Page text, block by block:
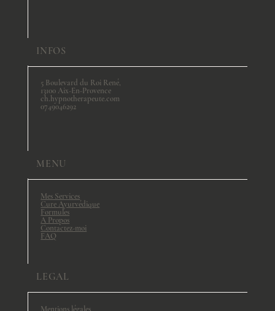
INFOS
5 Boulevard du Roi René,
13100 Aix-En-Provence
ch.hypnotherapeute.com
0749046292
MENU
Mes Services
Cure Ayurvédique
Formules
A Propos
Contactez-moi
FAQ
LEGAL
Mentions légales